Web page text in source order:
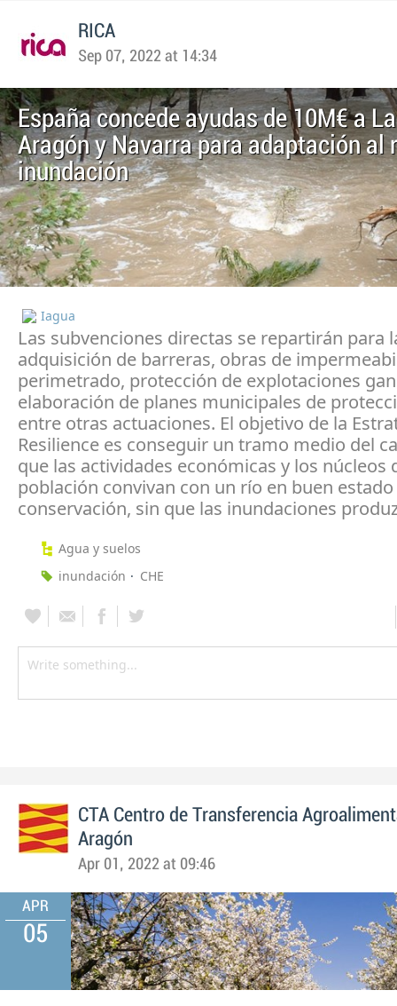
RICA
Sep 07, 2022 at 14:34
España concede ayudas de 10M€ a
Aragón y Navarra para adaptación al
inundación
Iagua
Las subvenciones directas se repartirán para
adquisición de barreras, obras de
perimetrado, protección de explotaciones
elaboración de planes municipales de
entre otras actuaciones. El objetivo de la
Resilience es conseguir un tramo medio del
que las actividades económicas y los núcleos
población convivan con un río en buen
conservación, sin que las inundaciones
Agua y suelos
inundación
CHE
CTA Centro de Transferencia
Aragón
Apr 01, 2022 at 09:46
APR
05